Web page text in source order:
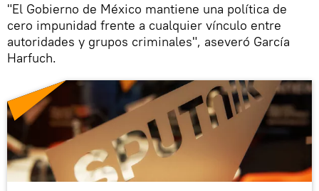
"El Gobierno de México mantiene una política de
cero impunidad frente a cualquier vínculo entre
autoridades y grupos criminales", aseveró García
Harfuch.